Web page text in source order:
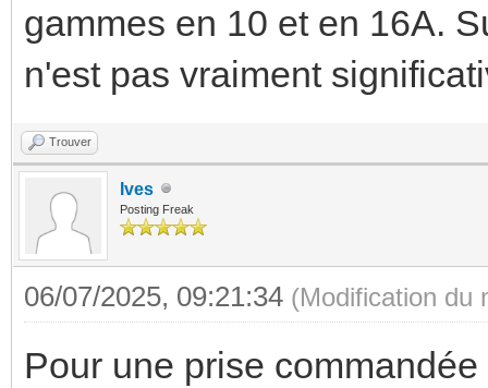
gammes en 10 et en 16A.
n'est pas vraiment
Trouver
Ives
Posting Freak
06/07/2025, 09:21:34 (Modification du
Pour une prise